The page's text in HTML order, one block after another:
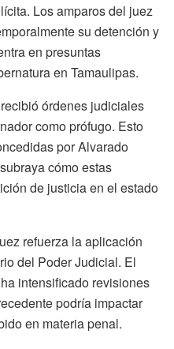
Los amparos del juez
su detención y
en presuntas
en Tamaulipas.
órdenes judiciales
como prófugo. Esto
por Alvarado
cómo estas
de justicia en el estado
refuerza la aplicación
del Poder Judicial. El
intensificado revisiones
podría impactar
en materia penal.